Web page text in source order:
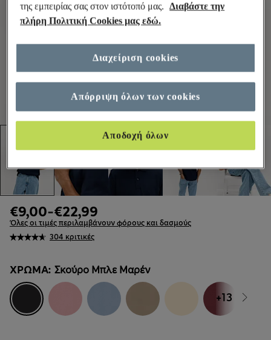
304 κριτικές
€9,00-€22,99
Όλες οι τιμές περιλαμβάνουν φόρους και δασμούς
ΧΡΏΜΑ: Σκούρο Μπλε Μαρέν
+13
της εμπειρίας σας στον ιστότοπό μας.
Διαβάστε την
πλήρη Πολιτική Cookies μας εδώ.
Απόρριψη όλων των cookies
Αποδοχή όλων
Διαχείριση cookies